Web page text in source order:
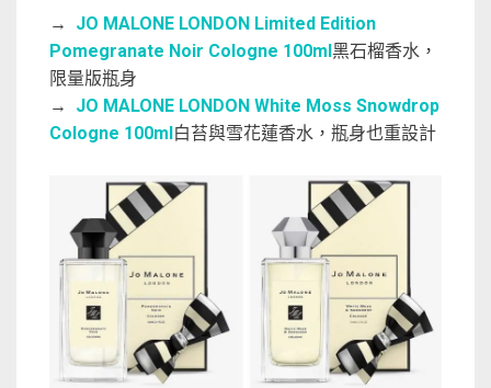
→ JO MALONE LONDON Limited Edition
Pomegranate Noir Cologne 100ml 黑石榴香水，
限量版瓶身
→ JO MALONE LONDON White Moss Snowdrop
Cologne 100ml 白苔與雪花蓮香水，瓶身也重設計